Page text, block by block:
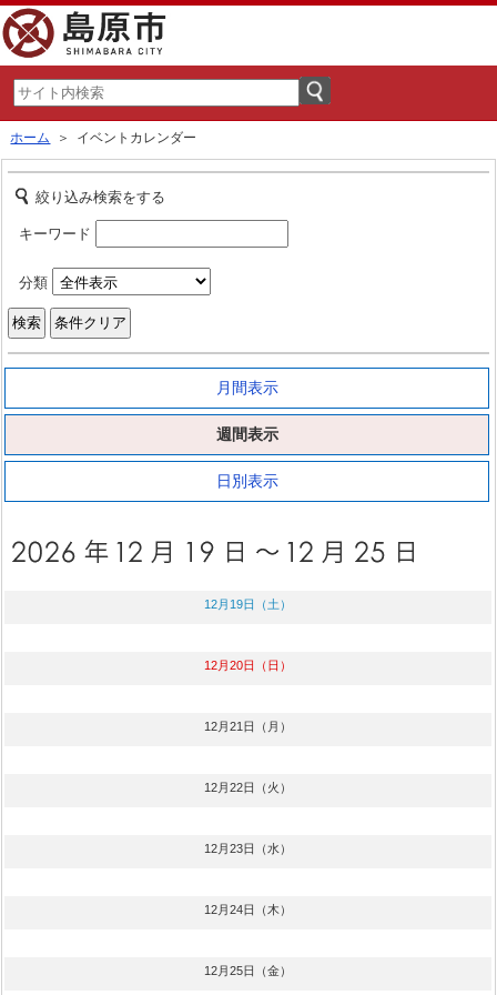
ホーム ＞ イベントカレンダー
絞り込み検索をする
キーワード
分類
月間表示
週間表示
日別表示
12月19日（土）
12月20日（日）
12月21日（月）
12月22日（火）
12月23日（水）
12月24日（木）
12月25日（金）